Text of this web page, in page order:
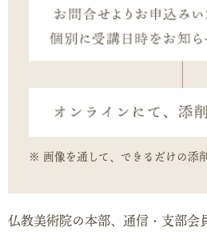
画像を通して、できるだけの添
仏教美術院の本部、通信・支部会